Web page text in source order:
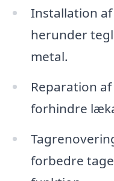
Installation
herunder
metal.
Reparation
forhindre
forbedre